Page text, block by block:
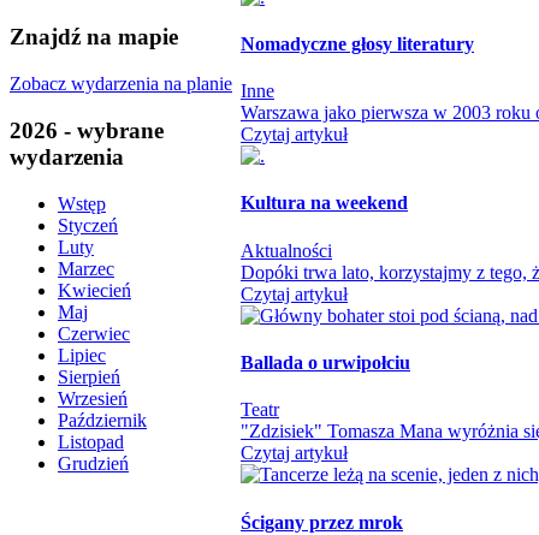
Znajdź na mapie
Zobacz wydarzenia na planie
2026 - wybrane
wydarzenia
Wstęp
Styczeń
Luty
Marzec
Kwiecień
Maj
Czerwiec
Lipiec
Sierpień
Wrzesień
Październik
Listopad
Grudzień
Nomadyczne głosy literatury
Inne
Warszawa jako pierwsza w 2003 roku
Czytaj artykuł
Kultura na weekend
Aktualności
Dopóki trwa lato, korzystajmy z tego,
Czytaj artykuł
Ballada o urwipołciu
Teatr
"Zdzisiek" Tomasza Mana wyróżnia
Czytaj artykuł
Ścigany przez mrok